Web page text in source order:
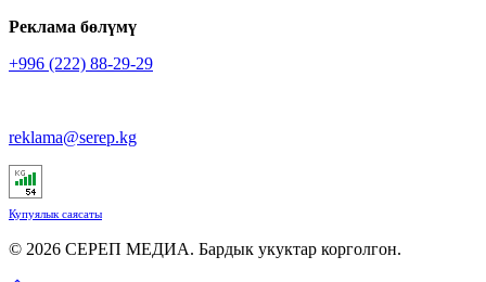
Реклама бөлүмү
+996 (222) 88-29-29
reklama@serep.kg
Купуялык саясаты
© 2026 СЕРЕП МЕДИА. Бардык укуктар корголгон.